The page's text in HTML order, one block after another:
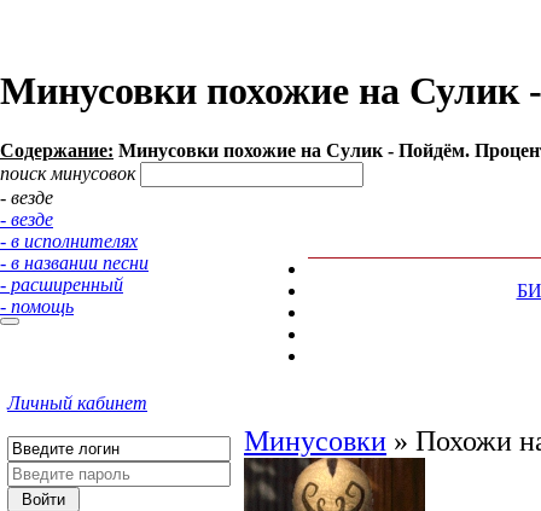
Минусовки похожие на Сулик
Содержание: Минусовки похожие на Сулик - Пойдём.
поиск минусовок
- везде
- везде
- в исполнителях
- в названии песни
- расширенный
- помощь
Личный кабинет
Минусовки » Похожи